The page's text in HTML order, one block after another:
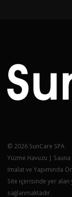
© 2026 SunCare SPA
Yüzme Havuzu |
İmalat ve Yapımında
Site içerisinde yer alan
sağlanmaktadır.